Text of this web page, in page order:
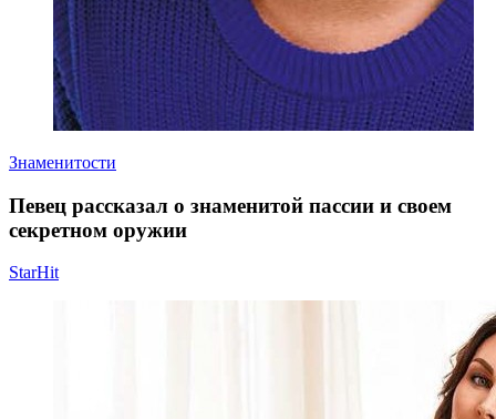
Знаменитости
Певец рассказал о знаменитой пассии и своем
секретном оружии
StarHit